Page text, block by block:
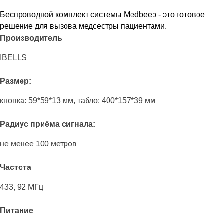
Беспроводной комплект системы Medbeep - это готовое
решение для вызова медсестры пациентами.
Производитель
IBELLS
Размер:
кнопка: 59*59*13 мм, табло: 400*157*39 мм
Радиус приёма сигнала:
не менее 100 метров
Частота
433, 92 МГц
Питание